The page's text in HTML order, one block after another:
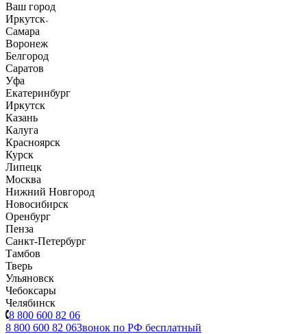
Ваш город
Иркутск
Самара
Воронеж
Белгород
Саратов
Уфа
Екатеринбург
Иркутск
Казань
Калуга
Красноярск
Курск
Липецк
Москва
Нижний Новгород
Новосибирск
Оренбург
Пенза
Санкт-Петербург
Тамбов
Тверь
Ульяновск
Чебоксары
Челябинск
8 800 600 82 06
8 800 600 82 06Звонок по РФ бесплатный